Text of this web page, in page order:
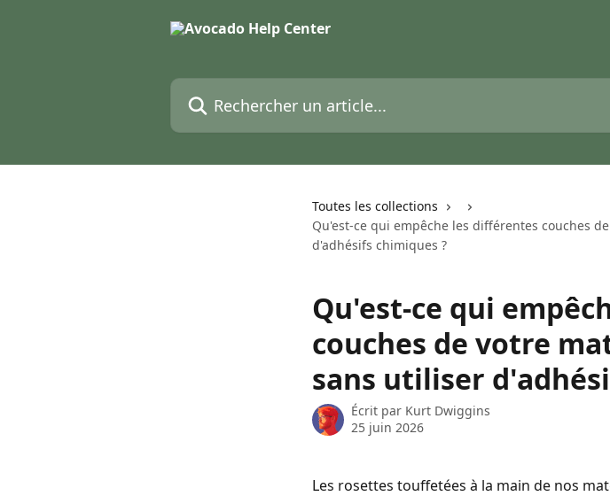
Rechercher un article...
Toutes les collections
Qu'est-ce qui empêche les différentes couches
d'adhésifs chimiques ?
Qu'est-ce qui
couches de votre
sans utiliser
Écrit par Kurt Dwiggins
25 juin 2026
Les rosettes touffetées à la main de nos